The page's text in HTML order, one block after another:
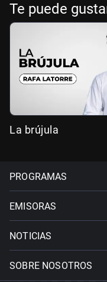
Te puede
La brújula
PROGRAMAS
EMISORAS
NOTICIAS
SOBRE NOSOTROS